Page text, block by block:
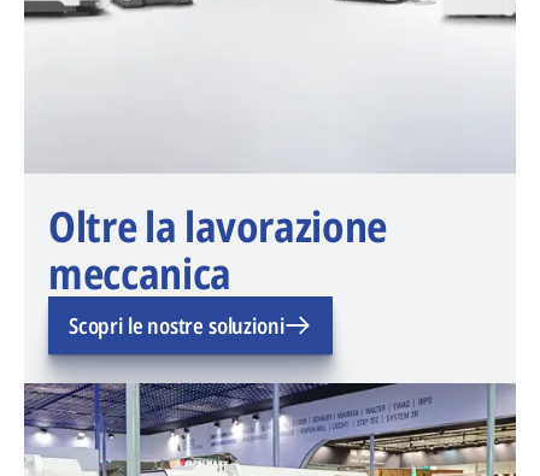
Oltre la lavorazione
meccanica
Scopri le nostre soluzioni